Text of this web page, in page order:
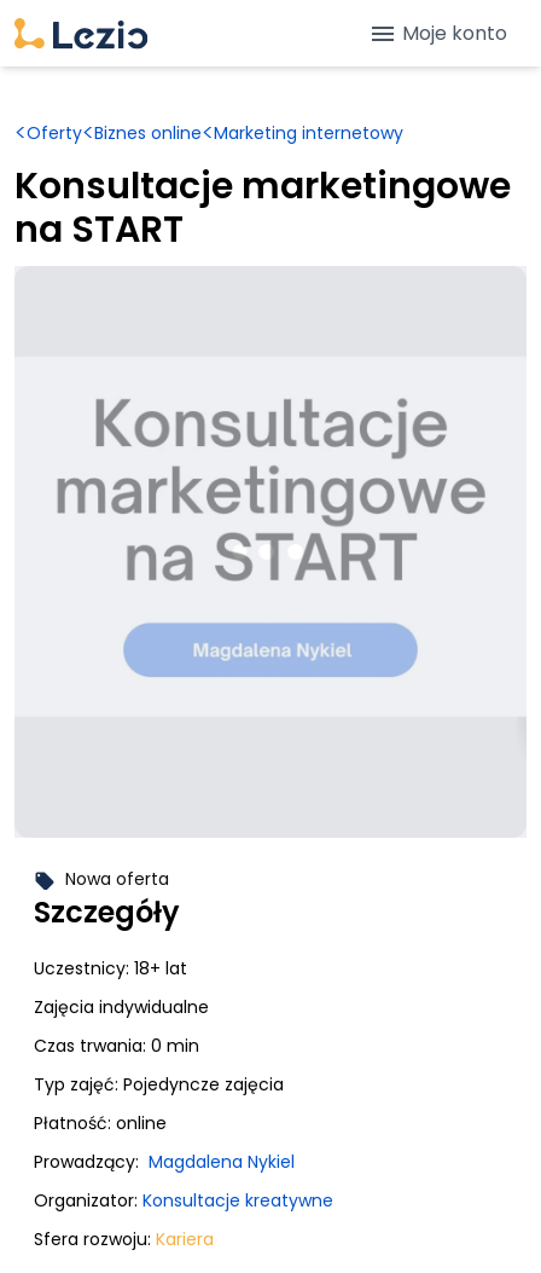
menu Moje konto
<Oferty<Biznes online<Marketing internetowy
Konsultacje marketingowe
na START
Szczegóły
local_offer Nowa oferta
Uczestnicy: 18+ lat
Zajęcia indywidualne
Czas trwania: 0 min
Typ zajęć: Pojedyncze zajęcia
Płatność: online
Prowadzący: Magdalena Nykiel
Organizator: Konsultacje kreatywne
Sfera rozwoju: Kariera